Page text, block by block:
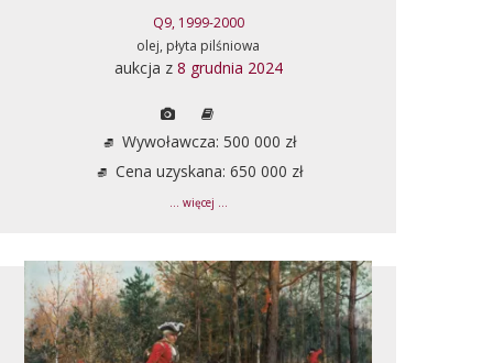
Q9, 1999-2000
olej, płyta pilśniowa
aukcja z 8 grudnia 2024
Wywoławcza: 500 000 zł
Cena uzyskana: 650 000 zł
... więcej ...